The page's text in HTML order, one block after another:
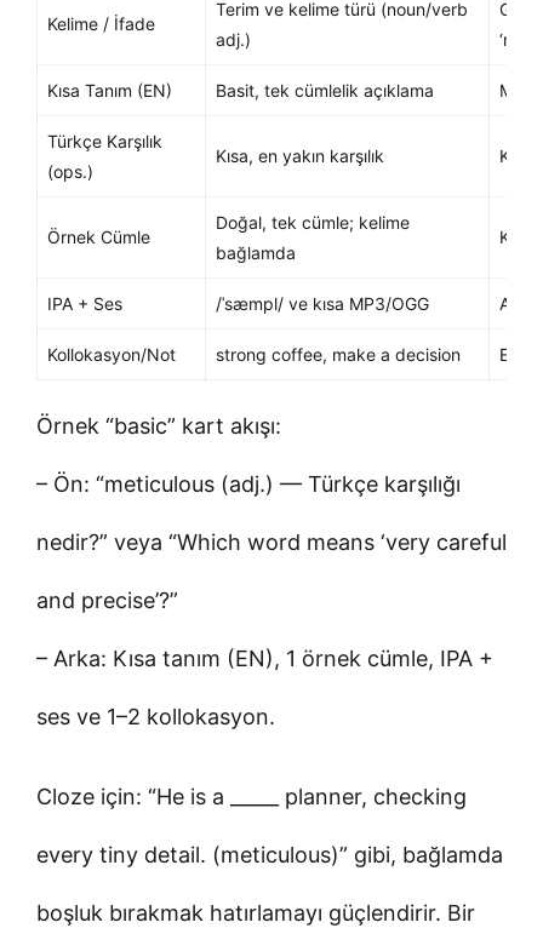
Kelime / İfade
Terim ve kelime türü (noun/verb
adj.)
Kısa Tanım (EN) Basit, tek cümlelik açıklama
Türkçe Karşılık
(ops.)
Kısa, en yakın karşılık
Örnek Cümle
Doğal, tek cümle; kelime
bağlamda
IPA + Ses /ˈsæmpl/ ve kısa MP3/OGG
Kollokasyon/Not strong coffee, make a decision En
Örnek “basic” kart akışı:
– Ön: “meticulous (adj.) — Türkçe karşılığı
nedir?” veya “Which word means ‘very careful
and precise’?”
– Arka: Kısa tanım (EN), 1 örnek cümle, IPA +
ses ve 1–2 kollokasyon.
Cloze için: “He is a _____ planner, checking
every tiny detail. (meticulous)” gibi, bağlamda
boşluk bırakmak hatırlamayı güçlendirir. Bir